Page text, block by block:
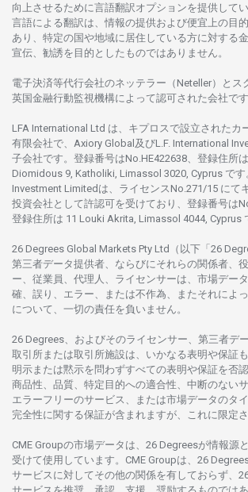
向上さ せるために言語翻訳オプションを提供してい
言語に よる翻訳は、 情報の提供および便宜上の目
あり、 特定の国や地域に 居住している方に対する
宣伝、 勧誘を 目的としたものではありません。
電子決済等代行会社のネッテラー （Neteller）と ス
英国金融行動監視機構に よって認可さ れた会社です
LFA International Ltd は、 キプロスで設立さ れた カ
有限会社で、Axiory Global及びL.F. International
子会社です。 登録番号はNo.HE422638、 登録住所は
Diomidous 9, Katholiki, Limassol 3020, Cyprus です
Investment Limitedは、 ライセンスNo.271/15 にて
投資会社として許認可を受けており、 登録番号は
登録住所は 11 Louki Akrita, Limassol 4044, Cyprus
26 Degrees Global Markets Pty Ltd（以下「26
第三者データ提供者、ならびにそれらの関係者、
ー、従業員、代理人、ライセンサーは、 市場デー
確、誤り、エラー、
または不作為、 またそれに よ
について、 一切の責任を負いません。
26 Degrees、 およびそのライセンサー、 第三者デ
取引所または取引所施設は、いかなる表明や保証も
明示または黙示を問わずすべての表明や保証を否
商品性、品質、 特定目的への適合性、 中断のない
エラーフリーのサービス、 または市場データのタ
完全性に関する保証が含まれますが、これに限定さ
CME Groupの市場データは、26 Degreesが情報源
受けて使用しています。 CME Groupは、26
サービスに対してその他の関係を有しておらず、